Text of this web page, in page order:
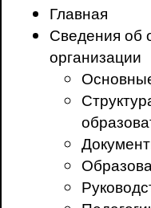
Главная
Сведения об
организации